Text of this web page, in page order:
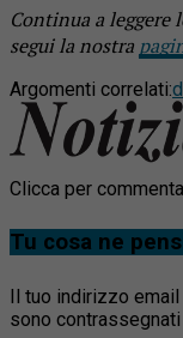
Continua a leggere
segui la nostra
Argomenti correlati:
Clicca per
Tu cosa ne
Il tuo indirizzo
sono contrassegnati